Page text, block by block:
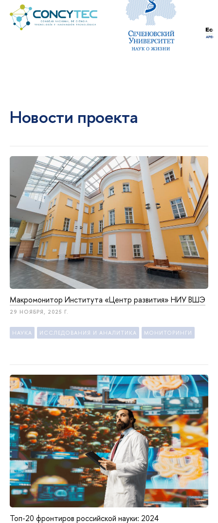
Новости проекта
Макромонитор Института «Центр развития» НИУ ВШЭ
29 НОЯБРЯ, 2025 Г.
НАУКА ИССЛЕДОВАНИЯ И АНАЛИТИКА МОНИТОРИНГИ
Топ-20 фронтиров российской науки: 2024